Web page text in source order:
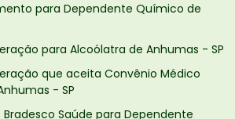
para Dependente Químico de
para Alcoólatra de Anhumas - SP
que aceita Convênio Médico
- SP
Saúde para Dependente